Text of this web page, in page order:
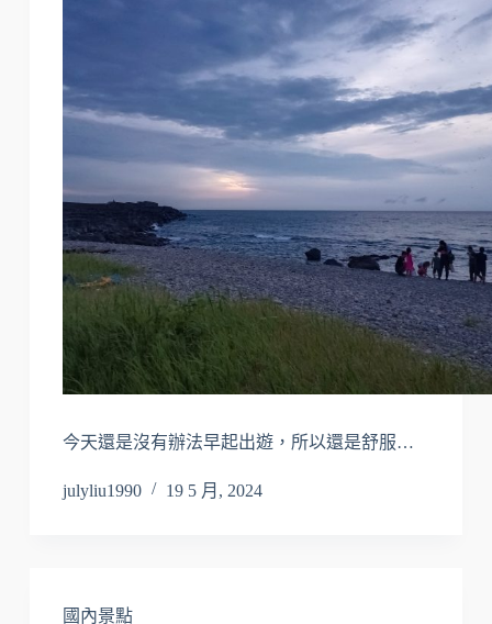
今天還是沒有辦法早起出遊，所以還是舒服…
julyliu1990 19 5 月, 2024
國內景點